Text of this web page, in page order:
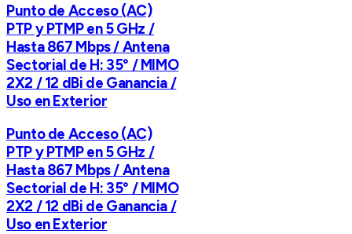
Punto de Acceso (AC)
PTP y PTMP en 5 GHz /
Hasta 867 Mbps / Antena
Sectorial de H: 35° / MIMO
2X2 / 12 dBi de Ganancia /
Uso en Exterior
Punto de Acceso (AC)
PTP y PTMP en 5 GHz /
Hasta 867 Mbps / Antena
Sectorial de H: 35° / MIMO
2X2 / 12 dBi de Ganancia /
Uso en Exterior